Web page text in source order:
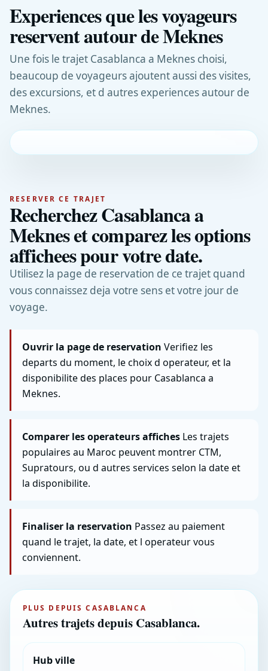
Experiences que les voyageurs
reservent autour de Meknes
Une fois le trajet Casablanca a Meknes choisi,
beaucoup de voyageurs ajoutent aussi des visites,
des excursions, et d autres experiences autour de
Meknes.
RESERVER CE TRAJET
Recherchez Casablanca a
Meknes et comparez les options
affichees pour votre date.
Utilisez la page de reservation de ce trajet quand
vous connaissez deja votre sens et votre jour de
voyage.
Ouvrir la page de reservation Verifiez les
departs du moment, le choix d operateur, et la
disponibilite des places pour Casablanca a
Meknes.
Comparer les operateurs affiches Les trajets
populaires au Maroc peuvent montrer CTM,
Supratours, ou d autres services selon la date et
la disponibilite.
Finaliser la reservation Passez au paiement
quand le trajet, la date, et l operateur vous
conviennent.
PLUS DEPUIS CASABLANCA
Autres trajets depuis Casablanca.
Hub ville